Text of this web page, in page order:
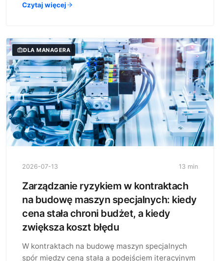
Czytaj więcej
DLA MANAGERA
2026-07-13 13 min
Zarządzanie ryzykiem w kontraktach
na budowę maszyn specjalnych: kiedy
cena stała chroni budżet, a kiedy
zwiększa koszt błędu
W kontraktach na budowę maszyn specjalnych
spór między ceną stałą a podejściem iteracyjnym